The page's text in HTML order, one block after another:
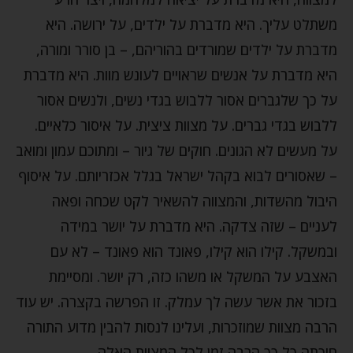
משתלט עליך. היא מדברת על ילדים, על ירושה. היא
מדברת על ילדים שמורדים בהוריהם, – בן סורר ומורה,
היא מדברת על אנשים שראויים לעונש מוות. היא מדברת
על כך שלגברים אסור ללבוש בגדי נשים, ולנשים אסור
ללבוש בגדי גברים. על מצוות ציצית. על איסור כלאיים.
על מעשים לא הגונים. חוקים של גיור – ומתוכם עמון ומואב
– שאסורים לבוא בקהל ישראל בגלל אכזריותם. על איסוף
היבול מהשדות, והמצווה להשאיר לקט שכחה ופאה
לעניים – שזה צדקה. היא מדברת על יושר במידה
ובמשקל. קילו הוא קילו, פאונד הוא פאונד – לא עם
האצבע על המשקל או משהו כזה, רק יושר. ומסיימת
בזכור את אשר עשה לך עמלק. זו הפרשה בקצרה. יש עוד
הרבה מצוות שמוזכרות, ועלינו לנסות להבין מדוע התורה